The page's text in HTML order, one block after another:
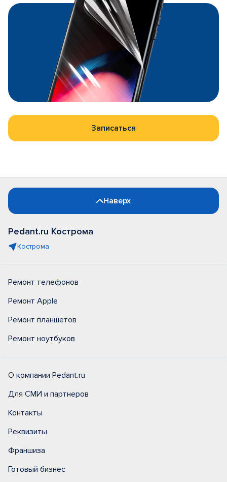
Записаться
Наверх
Pedant.ru Кострома
Кострома
Ремонт телефонов
Ремонт Apple
Ремонт планшетов
Ремонт ноутбуков
О компании Pedant.ru
Для СМИ и партнеров
Контакты
Реквизиты
Франшиза
Готовый бизнес